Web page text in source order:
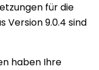
für die
Version 9.0.4 sind
haben Ihre